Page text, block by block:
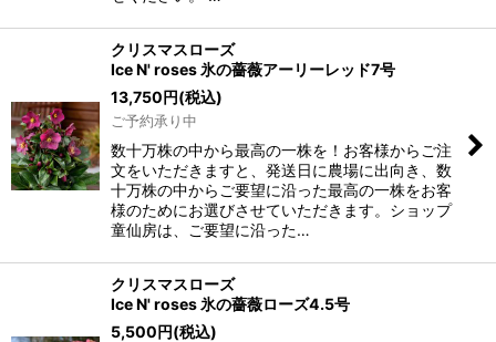
クリスマスローズ
Ice N' roses 氷の薔薇アーリーレッド7号
13,750円(税込)
ご予約承り中
数十万株の中から最高の一株を！お客様からご注
文をいただきますと、発送日に農場に出向き、数
十万株の中からご要望に沿った最高の一株をお客
様のためにお選びさせていただきます。ショップ
童仙房は、ご要望に沿った…
クリスマスローズ
Ice N' roses 氷の薔薇ローズ4.5号
5,500円(税込)